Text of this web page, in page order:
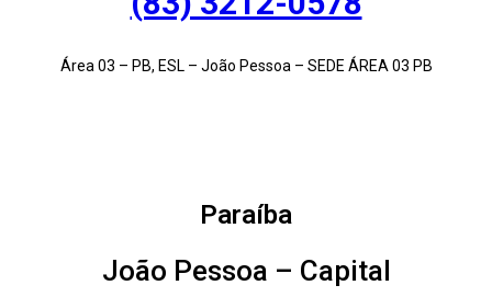
Área 03 – PB, ESL – João Pessoa – SEDE ÁREA 03 PB
Paraíba
João Pessoa – Capital